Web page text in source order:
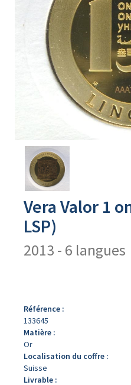
Avers
produit
Vera Valor 1
LSP)
2013 - 6 langues
Référence :
133645
Matière :
Or
Localisation du coffre :
Suisse
Livrable :